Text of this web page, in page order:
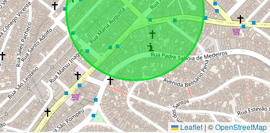
Leaflet | ©OpenStreetMap